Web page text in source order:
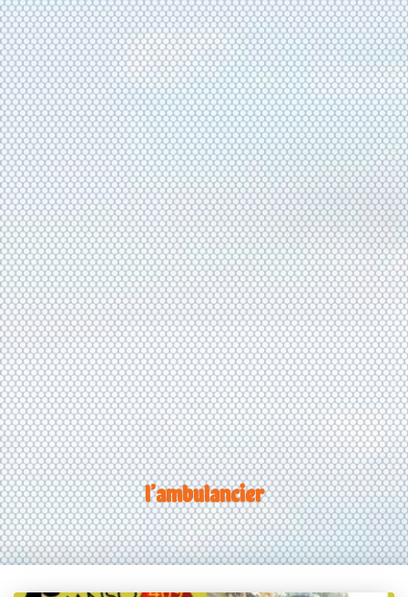
l’ambulancier